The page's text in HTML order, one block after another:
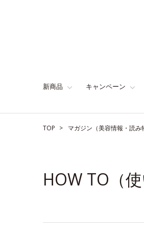
新商品 キャンペーン
TOP マガジン（美容情報・読み
HOW TO（